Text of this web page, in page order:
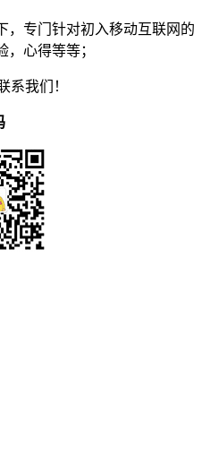
，专门针对初入移动互联网的
心得等等；
系我们！